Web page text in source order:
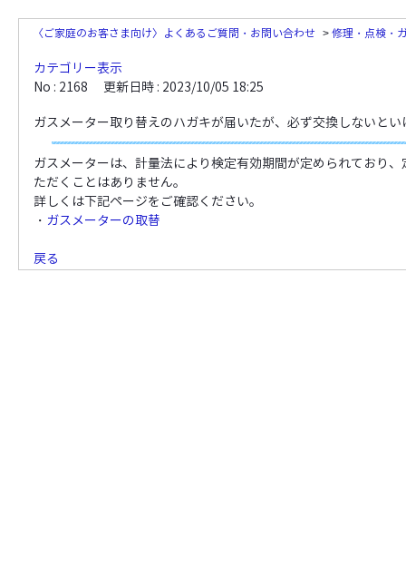
〈ご家庭のお客さま向け〉よくあるご質問・お問い合わせ >修理・点検・
カテゴリー表示
No : 2168
更新日時 : 2023/10/05 18:25
ガスメーター取り替えのハガキが届いたが、必ず交換しないと
ガスメーターは、計量法により検定有効期間が定められており
ただくことはありません。
詳しくは下記ページをご確認ください。
・ ガスメーターの取替
戻る